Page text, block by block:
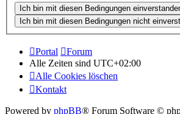
Portal
Forum
Alle Zeiten sind UTC+02:00
Alle Cookies löschen
Kontakt
Powered by phpBB® Forum Software ©